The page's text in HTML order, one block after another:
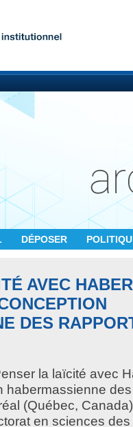
DÉPOSER
AVEC
DES
la laïcité avec
habermassienne
(Québec,
en sciences